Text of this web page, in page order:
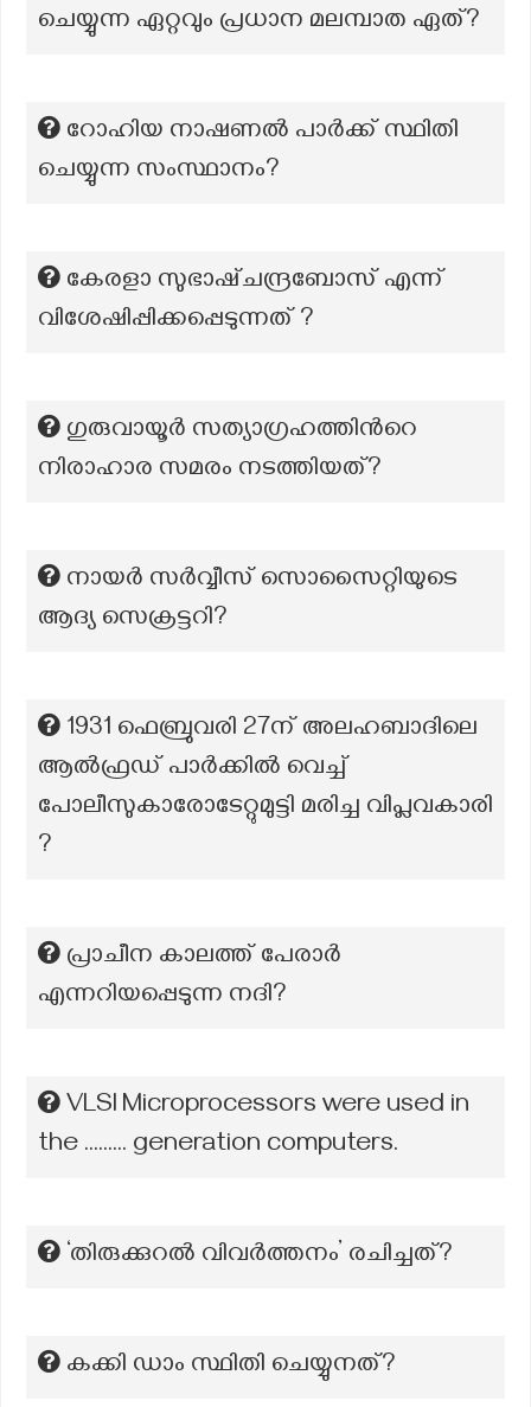
ചെയ്യുന്ന ഏറ്റവും പ്രധാന മലമ്പാത ഏത്?
റോഹിയ നാഷണൽ പാർക്ക് സ്ഥിതി
ചെയ്യുന്ന സംസ്ഥാനം?
കേരളാ സുഭാഷ്ചന്ദ്രബോസ് എന്ന്
വിശേഷിപ്പിക്കപ്പെടുന്നത് ?
ഗുരുവായൂര്‍ സത്യാഗ്രഹത്തിന്‍റെ
നിരാഹാര സമരം നടത്തിയത്?
നായര്‍ സര്‍വ്വീസ് സൊസൈറ്റിയുടെ
ആദ്യ സെക്രട്ടറി?
1931 ഫെബ്രുവരി 27ന് അലഹബാദിലെ
ആൽഫ്രഡ് പാർക്കിൽ വെച്ച്
പോലീസുകാരോടേറ്റുമുട്ടി മരിച്ച വിപ്ലവകാരി
?
പ്രാചീന കാലത്ത് പേരാർ
എന്നറിയപ്പെടുന്ന നദി?
VLSI Microprocessors were used in
the ......... generation computers.
‘തിരുക്കുറൽ വിവർത്തനം’ രചിച്ചത്?
കക്കി ഡാം സ്ഥിതി ചെയ്യുനത്?